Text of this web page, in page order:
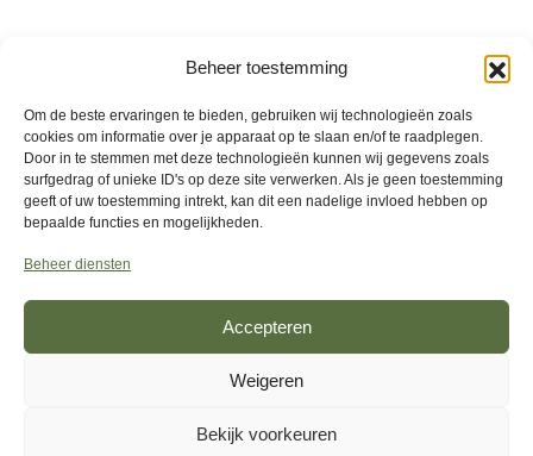
Beheer toestemming
Om de beste ervaringen te bieden, gebruiken wij technologieën zoals
cookies om informatie over je apparaat op te slaan en/of te raadplegen.
Door in te stemmen met deze technologieën kunnen wij gegevens zoals
surfgedrag of unieke ID's op deze site verwerken. Als je geen toestemming
geeft of uw toestemming intrekt, kan dit een nadelige invloed hebben op
bepaalde functies en mogelijkheden.
Beheer diensten
Accepteren
Weigeren
Bekijk voorkeuren
Actievoorwaarden
Algemene voorwaarden
Privacybeleid